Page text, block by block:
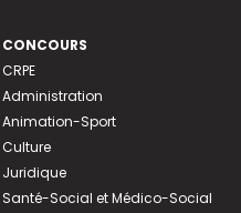
CONCOURS
CRPE
Administration
Animation-Sport
Culture
Juridique
Santé-Social et Médico-Social